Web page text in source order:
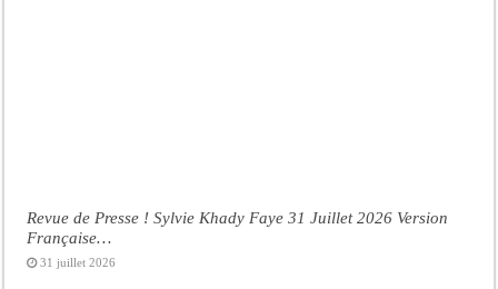
Revue de Presse ! Sylvie Khady Faye 31 Juillet 2026 Version
Française…
31 juillet 2026